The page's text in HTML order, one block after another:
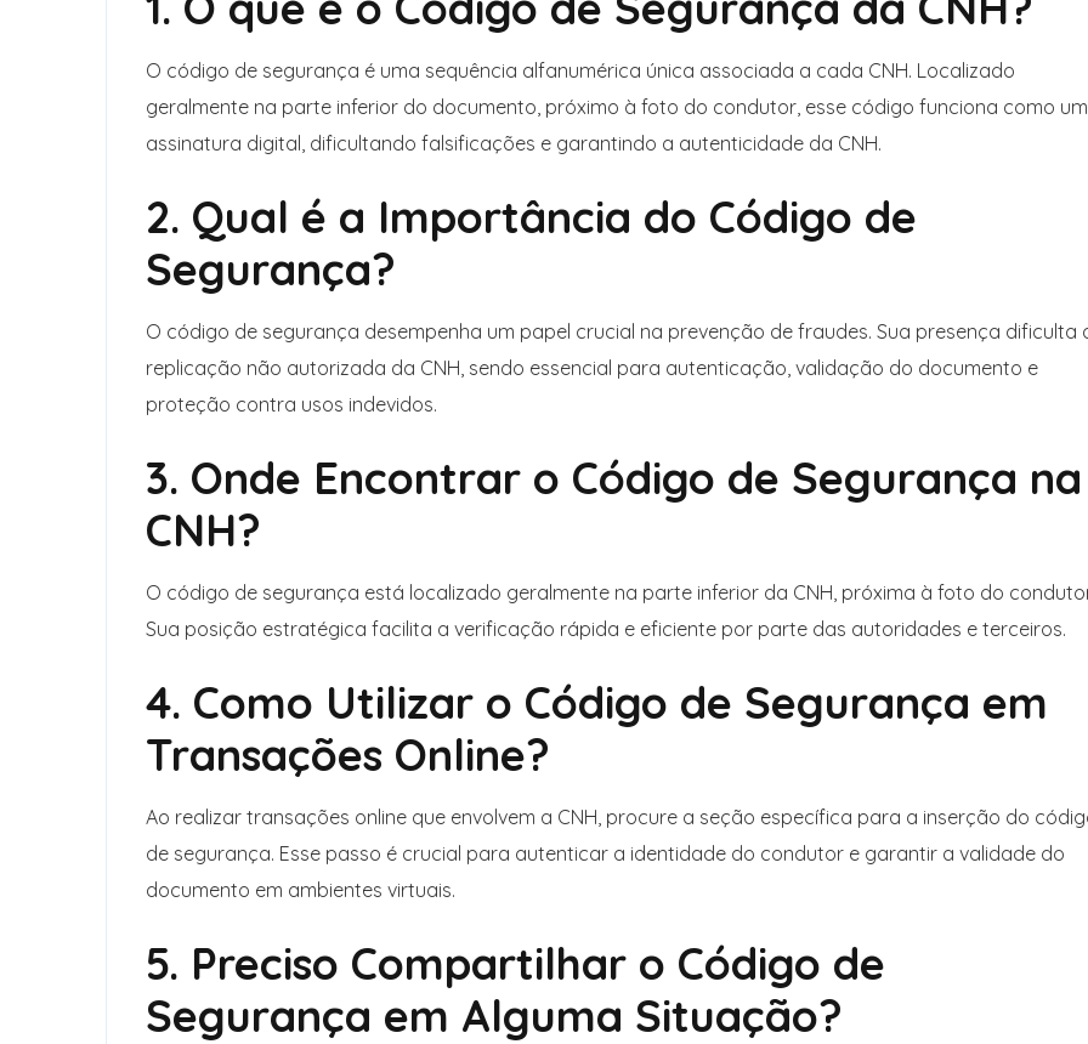
O código de segurança é uma sequência alfanumérica única associada a cada CNH. Localizado
geralmente na parte inferior do documento, próximo à foto do condutor, esse código funciona como
assinatura digital, dificultando falsificações e garantindo a autenticidade da CNH.
2. Qual é a Importância do Código de
Segurança?
O código de segurança desempenha um papel crucial na prevenção de fraudes. Sua presença dificulta
replicação não autorizada da CNH, sendo essencial para autenticação, validação do documento e
proteção contra usos indevidos.
3. Onde Encontrar o Código de Segurança na
CNH?
O código de segurança está localizado geralmente na parte inferior da CNH, próxima à foto do
Sua posição estratégica facilita a verificação rápida e eficiente por parte das autoridades e terceiros.
4. Como Utilizar o Código de Segurança em
Transações Online?
Ao realizar transações online que envolvem a CNH, procure a seção específica para a inserção do
de segurança. Esse passo é crucial para autenticar a identidade do condutor e garantir a validade do
documento em ambientes virtuais.
5. Preciso Compartilhar o Código de
Segurança em Alguma Situação?